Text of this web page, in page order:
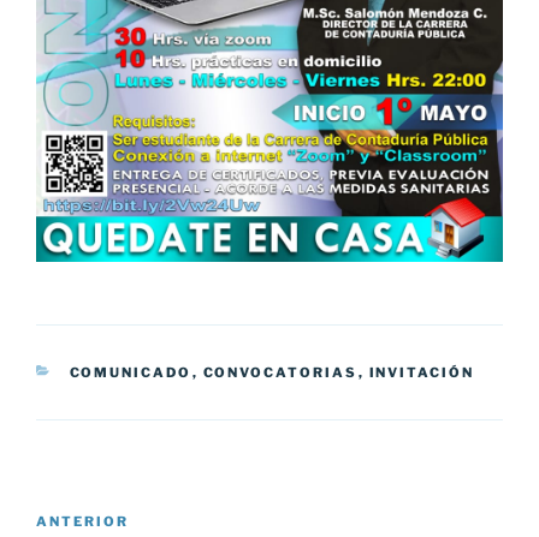
CATEGORÍAS
COMUNICADO , CONVOCATORIAS , INVITACIÓN
Navegación
Entrada
ANTERIOR